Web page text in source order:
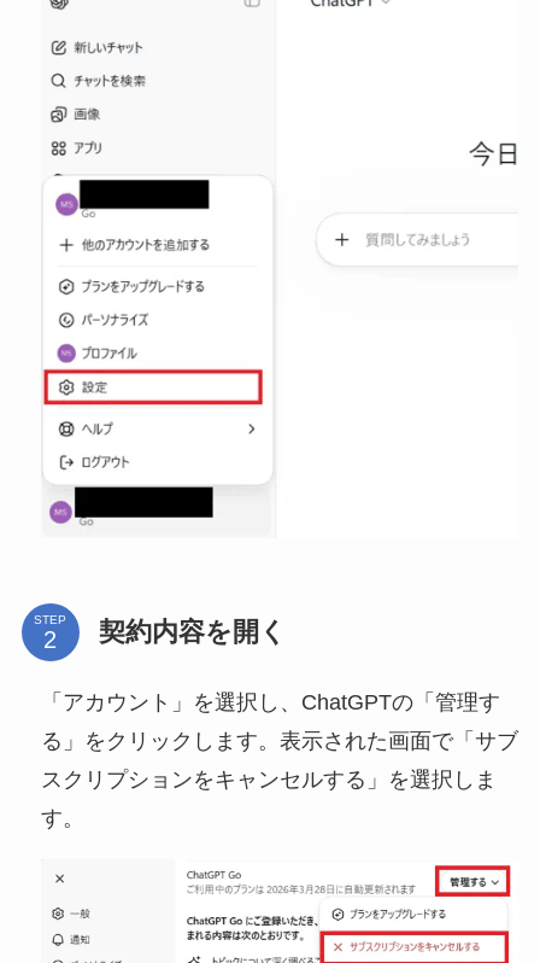
STEP 契約内容を開く
「アカウント」を選択し、ChatGPTの「管理す
る」をクリックします。表示された画面で「サブ
スクリプションをキャンセルする」を選択しま
す。